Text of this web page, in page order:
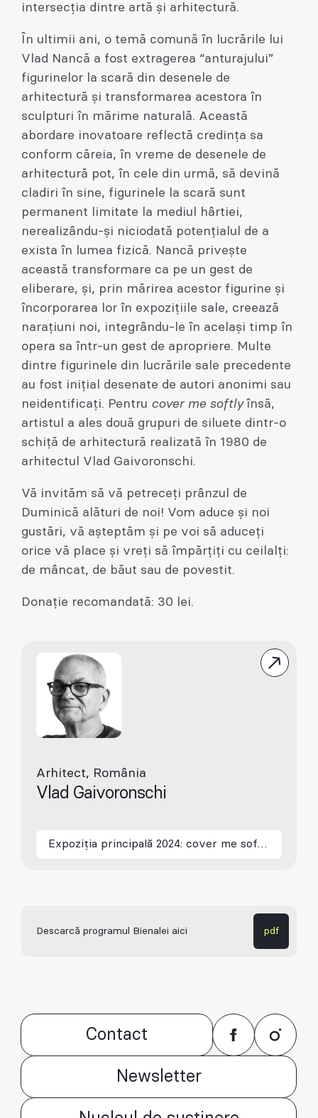
intersecția dintre artă și arhitectură.
În ultimii ani, o temă comună în lucrările lui
Vlad Nancă a fost extragerea “anturajului”
figurinelor la scară din desenele de
arhitectură şi transformarea acestora în
sculpturi în mărime naturală. Această
abordare inovatoare reflectă credinţa sa
conform căreia, în vreme de desenele de
arhitectură pot, în cele din urmă, să devină
cladiri în sine, figurinele la scară sunt
permanent limitate la mediul hârtiei,
nerealizându-şi niciodată potenţialul de a
exista în lumea fizică. Nancă priveşte
această transformare ca pe un gest de
eliberare, şi, prin mărirea acestor figurine şi
încorporarea lor în expoziţiile sale, creează
naraţiuni noi, integrându-le în acelaşi timp în
opera sa într-un gest de apropriere. Multe
dintre figurinele din lucrările sale precedente
au fost iniţial desenate de autori anonimi sau
neidentificaţi. Pentru cover me softlyînsă,
artistul a ales două grupuri de siluete dintr-o
schiţă de arhitectură realizată în 1980 de
arhitectul Vlad Gaivoronschi.
Vă invităm să vă petreceți prânzul de
Duminică alături de noi! Vom aduce și noi
gustări, vă așteptăm și pe voi să aduceți
orice vă place și vreți să împărțiți cu ceilalți:
de mâncat, de băut sau de povestit.
Donație recomandată: 30 lei.
Arhitect, România
Vlad Gaivoronschi
Expoziția principală 2024: cover me softly
Descarcă programul Bienalei aici pdf
Contact
Newsletter